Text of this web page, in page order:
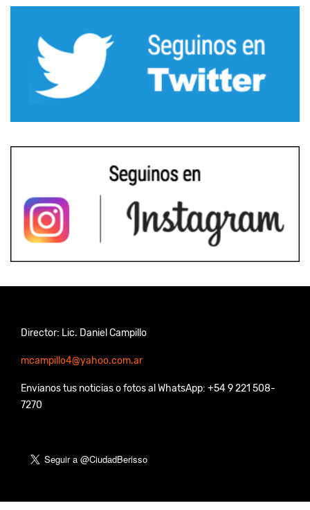
Director: Lic. Daniel Campillo
mcampillo4@yahoo.com.ar
Envianos tus noticias o fotos al WhatsApp: +54 9 221 508-
7270